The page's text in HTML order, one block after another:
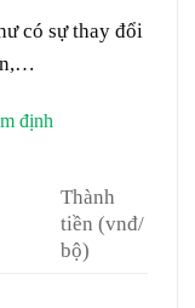
có sự thay đổi
định
Thành
tiền (vnđ/
bộ)